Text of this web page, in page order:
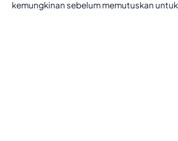
kemungkinan sebelum memutuskan